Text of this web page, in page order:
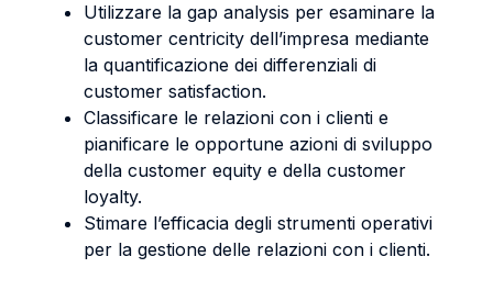
Utilizzare la gap analysis per esaminare la
customer centricity dell’impresa mediante
la quantificazione dei differenziali di
customer satisfaction.
Classificare le relazioni con i clienti e
pianificare le opportune azioni di sviluppo
della customer equity e della customer
loyalty.
Stimare l’efficacia degli strumenti operativi
per la gestione delle relazioni con i clienti.